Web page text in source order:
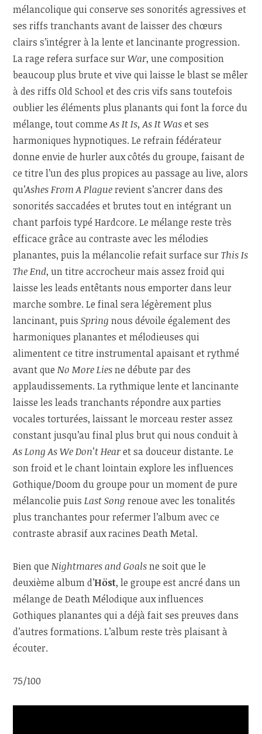
mélancolique qui conserve ses sonorités agressives et
ses riffs tranchants avant de laisser des chœurs
clairs s’intégrer à la lente et lancinante progression.
La rage refera surface surWar, une composition
beaucoup plus brute et vive qui laisse le blast se mêler
à des riffs Old School et des cris vifs sans toutefois
oublier les éléments plus planants qui font la force du
mélange, tout commeAs It Is, As It Waset ses
harmoniques hypnotiques. Le refrain fédérateur
donne envie de hurler aux côtés du groupe, faisant de
ce titre l’un des plus propices au passage au live, alors
qu’Ashes From A Plaguerevient s’ancrer dans des
sonorités saccadées et brutes tout en intégrant un
chant parfois typé Hardcore. Le mélange reste très
efficace grâce au contraste avec les mélodies
planantes, puis la mélancolie refait surface surThis Is
The End, un titre accrocheur mais assez froid qui
laisse les leads entêtants nous emporter dans leur
marche sombre. Le final sera légèrement plus
lancinant, puisSpring nous dévoile également des
harmoniques planantes et mélodieuses qui
alimentent ce titre instrumental apaisant et rythmé
avant queNo More Liesne débute par des
applaudissements. La rythmique lente et lancinante
laisse les leads tranchants répondre aux parties
vocales torturées, laissant le morceau rester assez
constant jusqu’au final plus brut qui nous conduit à
As Long As We Don’t Hearet sa douceur distante. Le
son froid et le chant lointain explore les influences
Gothique/Doom du groupe pour un moment de pure
mélancolie puisLast Song renoue avec les tonalités
plus tranchantes pour refermer l’album avec ce
contraste abrasif aux racines Death Metal.
Bien queNightmares and Goalsne soit que le
deuxième album d’Höst, le groupe est ancré dans un
mélange de Death Mélodique aux influences
Gothiques planantes qui a déjà fait ses preuves dans
d’autres formations. L’album reste très plaisant à
écouter.
75/100